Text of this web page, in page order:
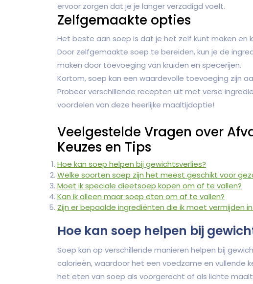
ervoor zorgen dat je je langer verzadigd voelt.
Zelfgemaakte opties
Het beste aan soep is dat je het zelf kunt maken en
Door zelfgemaakte soep te bereiden, kun je de
maken door toevoeging van kruiden en specerijen.
Kortom, soep kan een waardevolle toevoeging zijn
Probeer verschillende recepten uit met verse
voordelen van deze heerlijke maaltijdoptie!
Veelgestelde Vragen over
Keuzes en Tips
Hoe kan soep helpen bij gewichtsverlies?
Welke soorten soep zijn het meest geschikt voor
Moet ik speciale dieetsoep kopen om af te vallen?
Kan ik alleen maar soep eten om af te vallen?
Zijn er bepaalde ingrediënten die ik moet vermijden
Hoe kan soep helpen bij
Soep kan op verschillende manieren helpen bij
calorieën, waardoor het een voedzame en vullende
het eten van soep als voorgerecht of als lichte